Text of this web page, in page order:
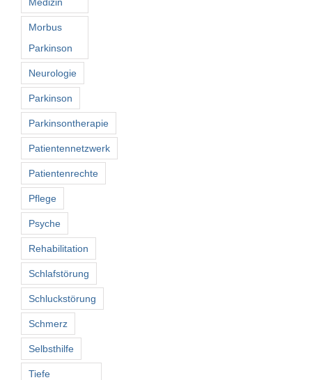
Morbus
Parkinson
Neurologie
Parkinson
Parkinsontherapie
Patientennetzwerk
Patientenrechte
Pflege
Psyche
Rehabilitation
Schlafstörung
Schluckstörung
Schmerz
Selbsthilfe
Tiefe